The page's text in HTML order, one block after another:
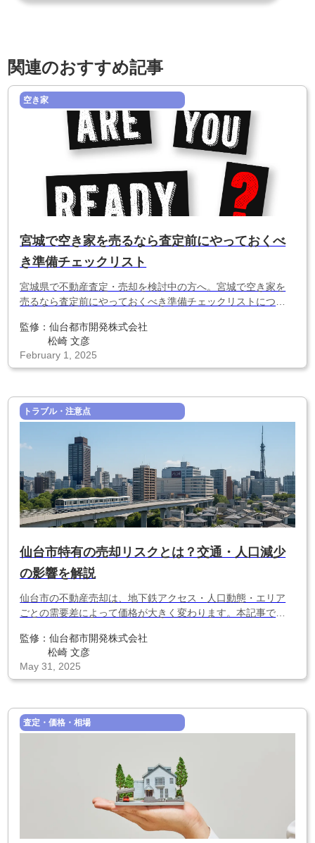
関連のおすすめ記事
空き家
宮城で空き家を売るなら査定前にやっておくべ
き準備チェックリスト
宮城県で不動産査定・売却を検討中の方へ。宮城で空き家を
売るなら査定前にやっておくべき準備チェックリストについ
監修：仙台都市開発株式会社
松崎 文彦
February 1, 2025
トラブル・注意点
仙台市特有の売却リスクとは？交通・人口減少
の影響を解説
仙台市の不動産売却は、地下鉄アクセス・人口動態・エリア
ごとの需要差によって価格が大きく変わります。本記事では
をわかりやすく解説します。
監修：仙台都市開発株式会社
松崎 文彦
May 31, 2025
査定・価格・相場